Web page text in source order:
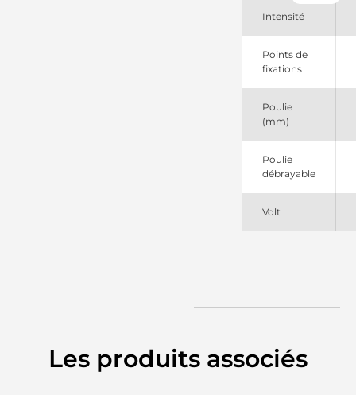
EuroTec
2132X10463384
Mack
240246E
Elstock
3134786
Volvo
3604669
Cummins
7157M
Intensité
Points de
fixations
Poulie
(mm)
Poulie
débrayable
Volt
Les produits associés